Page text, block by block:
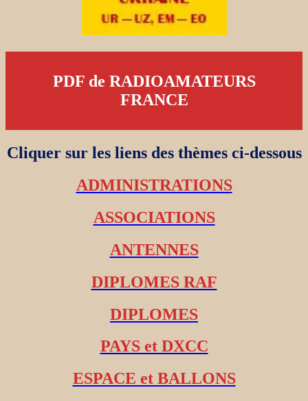
PDF de RADIOAMATEURS
FRANCE
Cliquer sur les liens des thèmes ci-dessous
ADMINISTRATIONS
ASSOCIATIONS
ANTENNES
DIPLOMES RAF
DIPLOMES
PAYS et DXCC
ESPACE et BALLONS